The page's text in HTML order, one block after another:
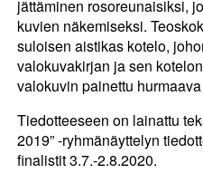
jättäminen rosoreunaisiksi,
kuvien näkemiseksi.
suloisen aistikas kotelo,
valokuvakirjan ja sen
valokuvin painettu
Tiedotteeseen on lainattu
2019” -ryhmänäyttelyn
finalistit 3.7.-2.8.2020.